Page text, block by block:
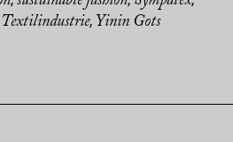
Textilindustrie, Yinin Gots